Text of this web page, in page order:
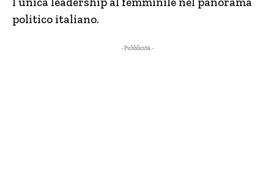
politico italiano.
- Pubblicità -